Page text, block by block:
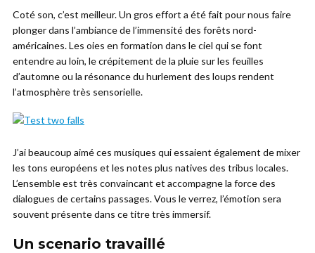
Coté son, c’est meilleur. Un gros effort a été fait pour nous faire
plonger dans l’ambiance de l’immensité des forêts nord-
américaines. Les oies en formation dans le ciel qui se font
entendre au loin, le crépitement de la pluie sur les feuilles
d’automne ou la résonance du hurlement des loups rendent
l’atmosphère très sensorielle.
J’ai beaucoup aimé ces musiques qui essaient également de mixer
les tons européens et les notes plus natives des tribus locales.
L’ensemble est très convaincant et accompagne la force des
dialogues de certains passages. Vous le verrez, l’émotion sera
souvent présente dans ce titre très immersif.
Un scenario travaillé